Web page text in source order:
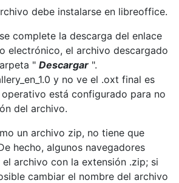
debe instalarse en libreoffice.
complete la descarga del enlace
electrónico, el archivo descargado
" Descargar ".
y no ve el .oxt final es
está configurado para no
del archivo.
un archivo zip, no tiene que
hecho, algunos navegadores
archivo con la extensión .zip; si
cambiar el nombre del archivo